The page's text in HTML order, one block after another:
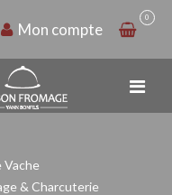
0
Mon compte
Vache
& Charcuterie